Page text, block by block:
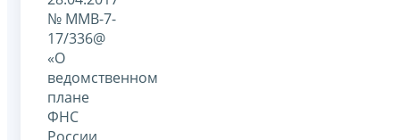
№ ММВ-7-
17/336@
«О
ведомственном
плане
ФНС